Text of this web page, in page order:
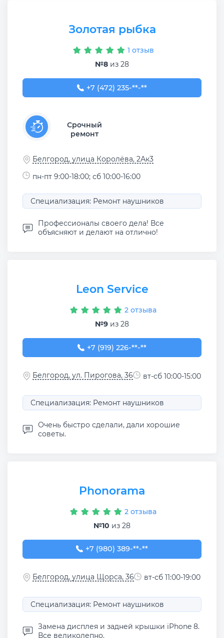
Золотая рыбка
1 отзыв
№8 из 28
+7 (472) 235-34-69
+7 (472) 235-**-**
Срочный
ремонт
Белгород, улица Королёва, 2Ак3
пн-пт 9:00-18:00; сб 10:00-16:00
Специализация: Ремонт наушников
Профессионалы своего дела! Все
объясняют и делают на отлично!
Leon Service
2 отзыва
№9 из 28
+7 (919) 226-07-77
+7 (919) 226-**-**
Белгород, ул. Пирогова, 36 вт-сб 10:00-15:00
Специализация: Ремонт наушников
Очень быстро сделали, дали хорошие
советы.
Phonorama
2 отзыва
№10 из 28
+7 (980) 389-27-15
+7 (980) 389-**-**
Белгород, улица Щорса, 36 вт-сб 11:00-19:00
Специализация: Ремонт наушников
Замена дисплея и задней крышки iPhone 8.
Все великолепно.